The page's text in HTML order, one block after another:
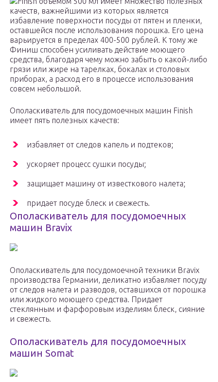
качеств, важнейшими из которых является
избавление поверхности посуды от пятен и пленки,
оставшейся после использования порошка. Его цена
варьируется в пределах 400-500 рублей. К тому же
Финиш способен усиливать действие моющего
средства, благодаря чему можно забыть о какой-либо
грязи или жире на тарелках, бокалах и столовых
приборах, а расход его в процессе использования
совсем небольшой.
Ополаскиватель для посудомоечных машин Finish
имеет пять полезных качеств:
избавляет от следов капель и подтеков;
ускоряет процесс сушки посуды;
защищает машину от известкового налета;
придает посуде блеск и свежесть.
Ополаскиватель для посудомоечных
машин Bravix
Ополаскиватель для посудомоечной техники Bravix
производства Германии, деликатно избавляет посуду
от следов налета и разводов, оставшихся от порошка
или жидкого моющего средства. Придает
стеклянным и фарфоровым изделиям блеск, сияние
и свежесть.
Ополаскиватель для посудомоечных
машин Somat